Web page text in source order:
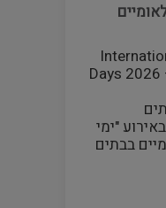
Days
11 בתים
"ימי
בבתים